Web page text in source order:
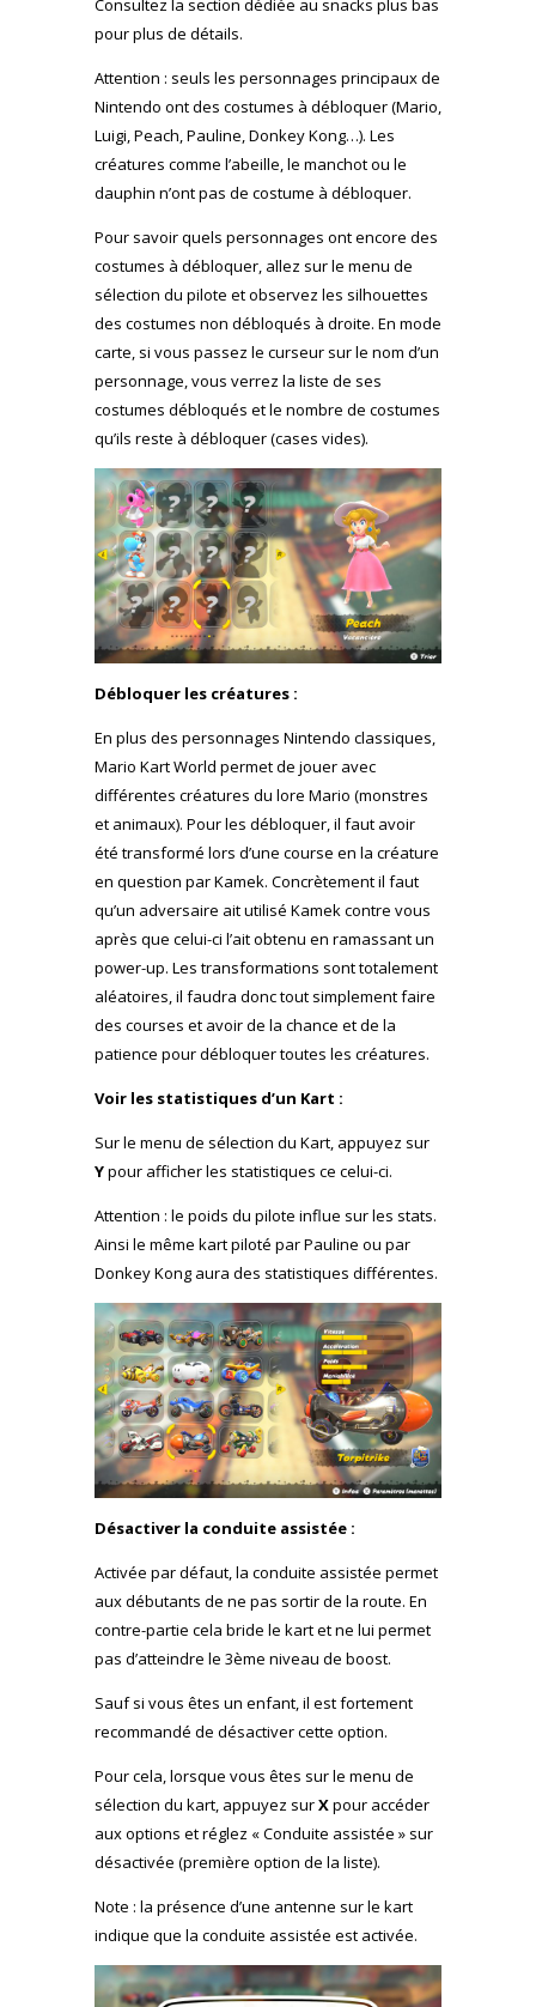
Consultez la section dédiée au snacks plus bas
pour plus de détails.
Attention : seuls les personnages principaux de
Nintendo ont des costumes à débloquer (Mario,
Luigi, Peach, Pauline, Donkey Kong…). Les
créatures comme l’abeille, le manchot ou le
dauphin n’ont pas de costume à débloquer.
Pour savoir quels personnages ont encore des
costumes à débloquer, allez sur le menu de
sélection du pilote et observez les silhouettes
des costumes non débloqués à droite. En mode
carte, si vous passez le curseur sur le nom d’un
personnage, vous verrez la liste de ses
costumes débloqués et le nombre de costumes
qu’ils reste à débloquer (cases vides).
Débloquer les créatures :
En plus des personnages Nintendo classiques,
Mario Kart World permet de jouer avec
différentes créatures du lore Mario (monstres
et animaux). Pour les débloquer, il faut avoir
été transformé lors d’une course en la créature
en question par Kamek. Concrètement il faut
qu’un adversaire ait utilisé Kamek contre vous
après que celui-ci l’ait obtenu en ramassant un
power-up. Les transformations sont totalement
aléatoires, il faudra donc tout simplement faire
des courses et avoir de la chance et de la
patience pour débloquer toutes les créatures.
Voir les statistiques d’un Kart :
Sur le menu de sélection du Kart, appuyez sur
Ypour afficher les statistiques ce celui-ci.
Attention : le poids du pilote influe sur les stats.
Ainsi le même kart piloté par Pauline ou par
Donkey Kong aura des statistiques différentes.
Désactiver la conduite assistée :
Activée par défaut, la conduite assistée permet
aux débutants de ne pas sortir de la route. En
contre-partie cela bride le kart et ne lui permet
pas d’atteindre le 3ème niveau de boost.
Sauf si vous êtes un enfant, il est fortement
recommandé de désactiver cette option.
Pour cela, lorsque vous êtes sur le menu de
sélection du kart, appuyez surXpour accéder
aux options et réglez « Conduite assistée » sur
désactivée (première option de la liste).
Note : la présence d’une antenne sur le kart
indique que la conduite assistée est activée.